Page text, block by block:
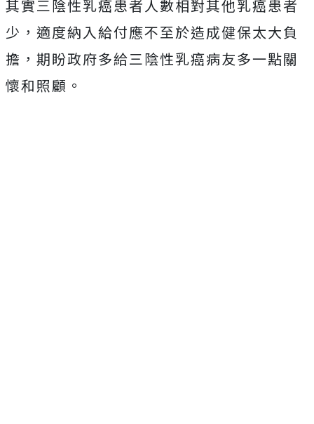
其實三陰性乳癌患者人數相對其他乳癌患者
少，適度納入給付應不至於造成健保太大負
擔，期盼政府多給三陰性乳癌病友多一點關
懷和照顧。